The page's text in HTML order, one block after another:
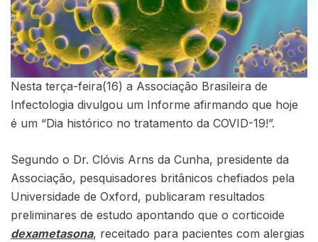
Nesta terça-feira(16) a Associação Brasileira de
Infectologia divulgou um Informe afirmando que hoje
é um “Dia histórico no tratamento da COVID-19!”.
Segundo o Dr. Clóvis Arns da Cunha, presidente da
Associação, pesquisadores britânicos chefiados pela
Universidade de Oxford, publicaram resultados
preliminares de estudo apontando que o corticoide
dexametasona, receitado para pacientes com alergias